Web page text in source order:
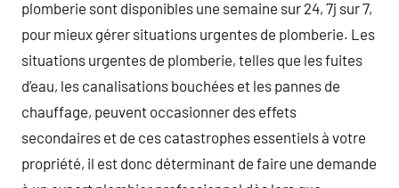
plomberie sont disponibles une semaine sur 24, 7j sur 7,
pour mieux gérer situations urgentes de plomberie. Les
situations urgentes de plomberie, telles que les fuites
d’eau, les canalisations bouchées et les pannes de
chauffage, peuvent occasionner des effets
secondaires et de ces catastrophes essentiels à votre
propriété, il est donc déterminant de faire une demande